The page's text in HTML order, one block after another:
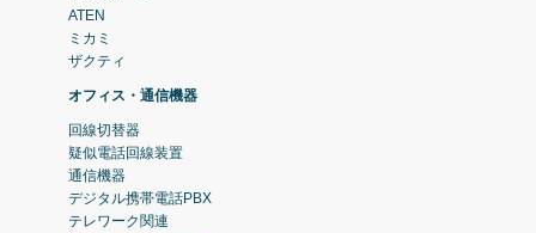
ATEN
ミカミ
ザクティ
オフィス・通信機器
回線切替器
疑似電話回線装置
通信機器
デジタル携帯電話PBX
テレワーク関連